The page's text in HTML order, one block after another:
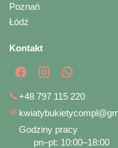
Poznań
Łódź
Kontakt
📞+48 797 115 220
✉
Godziny pracy
pn–pt: 10:00–18:00